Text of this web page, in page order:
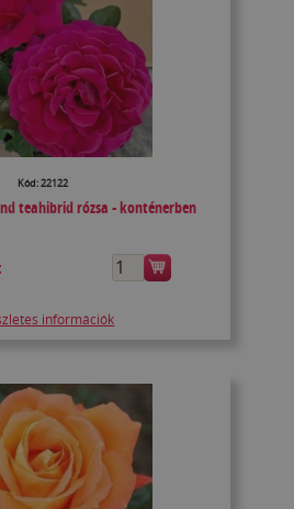
Kód: 22122
teahibrid rózsa - konténerben
információk